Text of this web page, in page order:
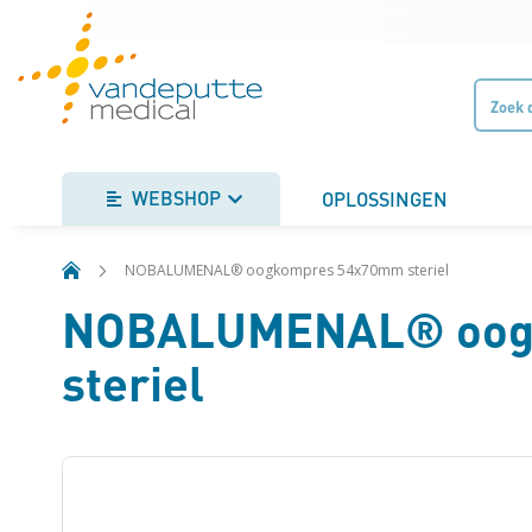
naar
de
inhoud
WEBSHOP OPLOSSINGEN
NOBALUMENAL® oogkompres 54x70mm steriel
NOBALUMENAL®
steriel
Ga